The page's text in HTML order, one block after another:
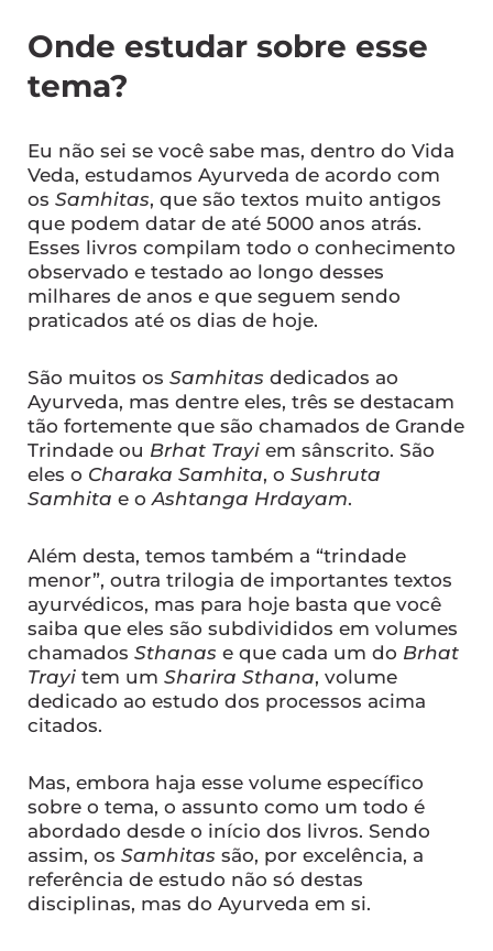
Onde estudar sobre esse
tema?
Eu não sei se você sabe mas, dentro do Vida
Veda, estudamos Ayurveda de acordo com
os Samhitas, que são textos muito antigos
que podem datar de até 5000 anos atrás.
Esses livros compilam todo o conhecimento
observado e testado ao longo desses
milhares de anos e que seguem sendo
praticados até os dias de hoje.
São muitos os Samhitas dedicados ao
Ayurveda, mas dentre eles, três se destacam
tão fortemente que são chamados de Grande
Trindade ou Brhat Trayi em sânscrito. São
eles o Charaka Samhita, o Sushruta
Samhita e o Ashtanga Hrdayam.
Além desta, temos também a “trindade
menor”, outra trilogia de importantes textos
ayurvédicos, mas para hoje basta que você
saiba que eles são subdivididos em volumes
chamados Sthanas e que cada um do Brhat
Trayi tem um Sharira Sthana, volume
dedicado ao estudo dos processos acima
citados.
Mas, embora haja esse volume específico
sobre o tema, o assunto como um todo é
abordado desde o início dos livros. Sendo
assim, os Samhitas são, por excelência, a
referência de estudo não só destas
disciplinas, mas do Ayurveda em si.